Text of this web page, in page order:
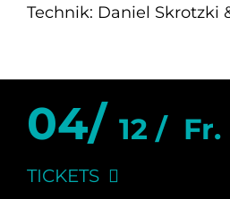
Technik: Daniel Skrotzki
04/ 12 / Fr.
TICKETS